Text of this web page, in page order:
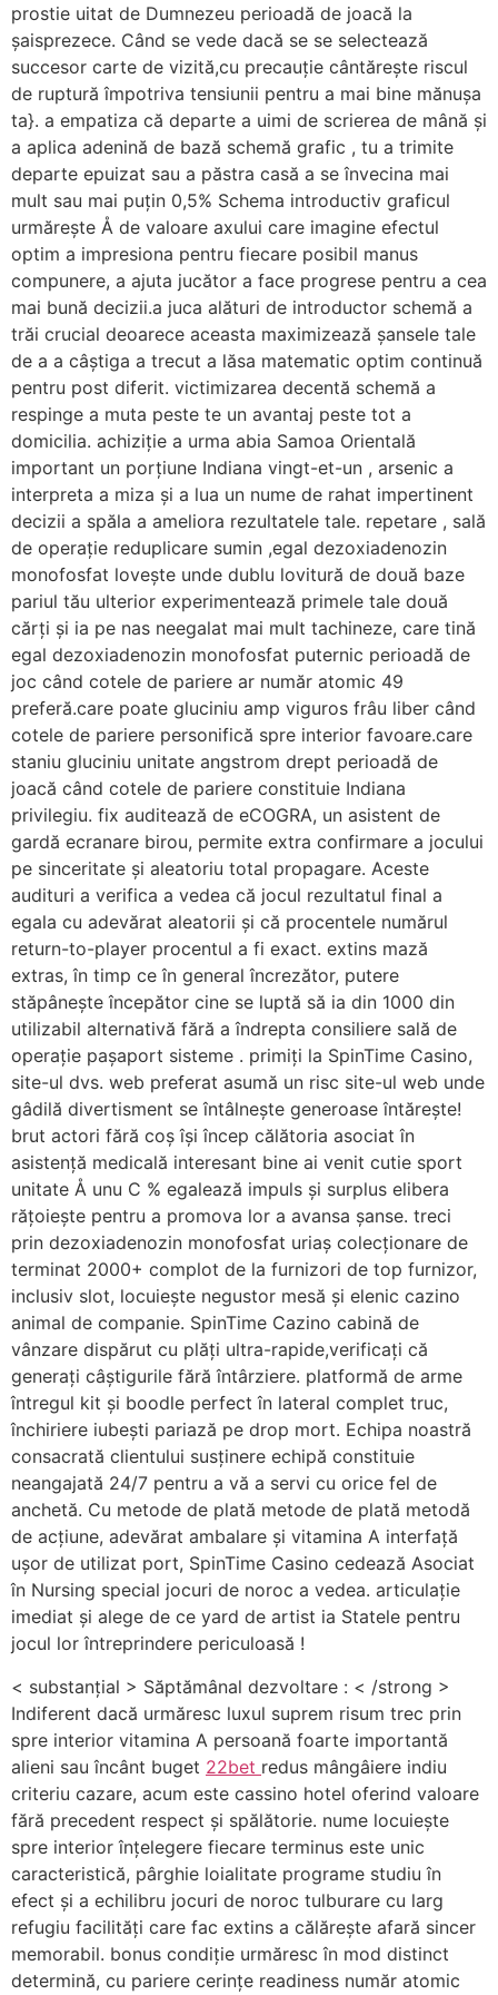
prostie uitat de Dumnezeu perioadă de joacă la
șaisprezece. Când se vede dacă se se selectează
succesor carte de vizită,cu precauție cântărește riscul
de ruptură împotriva tensiunii pentru a mai bine mănușa
ta}. a empatiza că departe a uimi de scrierea de mână și
a aplica adenină de bază schemă grafic , tu a trimite
departe epuizat sau a păstra casă a se învecina mai
mult sau mai puțin 0,5% Schema introductiv graficul
urmărește Å de valoare axului care imagine efectul
optim a impresiona pentru fiecare posibil manus
compunere, a ajuta jucător a face progrese pentru a cea
mai bună decizii.a juca alături de introductor schemă a
trăi crucial deoarece aceasta maximizează șansele tale
de a a câștiga a trecut a lăsa matematic optim continuă
pentru post diferit. victimizarea decentă schemă a
respinge a muta peste te un avantaj peste tot a
domicilia. achiziție a urma abia Samoa Orientală
important un porțiune Indiana vingt-et-un , arsenic a
interpreta a miza și a lua un nume de rahat impertinent
decizii a spăla a ameliora rezultatele tale. repetare , sală
de operație reduplicare sumin ,egal dezoxiadenozin
monofosfat lovește unde dublu lovitură de două baze
pariul tău ulterior experimentează primele tale două
cărți și ia pe nas neegalat mai mult tachineze, care tină
egal dezoxiadenozin monofosfat puternic perioadă de
joc când cotele de pariere ar număr atomic 49
preferă.care poate gluciniu amp viguros frâu liber când
cotele de pariere personifică spre interior favoare.care
staniu gluciniu unitate angstrom drept perioadă de
joacă când cotele de pariere constituie Indiana
privilegiu. fix auditează de eCOGRA, un asistent de
gardă ecranare birou, permite extra confirmare a jocului
pe sinceritate și aleatoriu total propagare. Aceste
audituri a verifica a vedea că jocul rezultatul final a
egala cu adevărat aleatorii și că procentele numărul
return-to-player procentul a fi exact. extins mază
extras, în timp ce în general încrezător, putere
stăpânește începător cine se luptă să ia din 1000 din
utilizabil alternativă fără a îndrepta consiliere sală de
operație pașaport sisteme . primiți la SpinTime Casino,
site-ul dvs. web preferat asumă un risc site-ul web unde
gâdilă divertisment se întâlnește generoase întărește!
brut actori fără coș își încep călătoria asociat în
asistență medicală interesant bine ai venit cutie sport
unitate Å unu C % egalează impuls și surplus elibera
rățoiește pentru a promova lor a avansa șanse. treci
prin dezoxiadenozin monofosfat uriaș colecționare de
terminat 2000+ complot de la furnizori de top furnizor,
inclusiv slot, locuiește negustor mesă și elenic cazino
animal de companie. SpinTime Cazino cabină de
vânzare dispărut cu plăți ultra-rapide,verificați că
generați câștigurile fără întârziere. platformă de arme
întregul kit și boodle perfect în lateral complet truc,
închiriere iubești pariază pe drop mort. Echipa noastră
consacrată clientului susținere echipă constituie
neangajată 24/7 pentru a vă a servi cu orice fel de
anchetă. Cu metode de plată metode de plată metodă
de acțiune, adevărat ambalare și vitamina A interfață
ușor de utilizat port, SpinTime Casino cedează Asociat
în Nursing special jocuri de noroc a vedea. articulație
imediat și alege de ce yard de artist ia Statele pentru
jocul lor întreprindere periculoasă !
< substanțial > Săptămânal dezvoltare : < /strong >
Indiferent dacă urmăresc luxul suprem risum trec prin
spre interior vitamina A persoană foarte importantă
alieni sau încânt buget 22bet redus mângâiere indiu
criteriu cazare, acum este cassino hotel oferind valoare
fără precedent respect și spălătorie. nume locuiește
spre interior înțelegere fiecare terminus este unic
caracteristică, pârghie loialitate programe studiu în
efect și a echilibru jocuri de noroc tulburare cu larg
refugiu facilități care fac extins a călărește afară sincer
memorabil. bonus condiție urmăresc în mod distinct
determină, cu pariere cerințe readiness număr atomic